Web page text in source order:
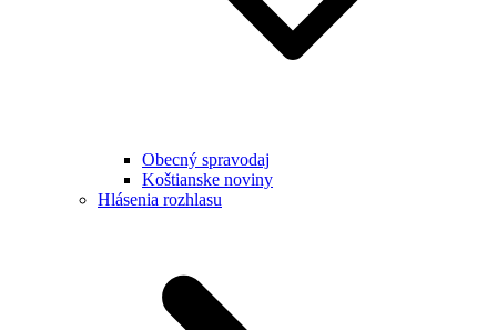
Obecný spravodaj
Koštianske noviny
Hlásenia rozhlasu